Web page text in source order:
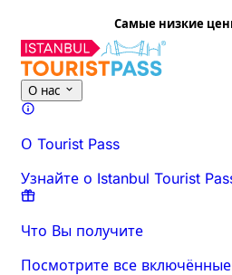
низкие цены на Pass!
О нас
О Tourist Pass
Узнайте о Istanbul Tourist
Что Вы получите
Посмотрите все